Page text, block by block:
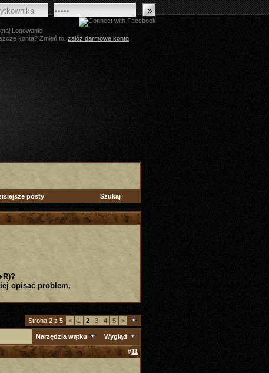
Logowanie
konta? Zmień to! załóż darmowe konto
posty Szukaj
opisać problem,
Strona 2 z 5 < 1 2 3 4 5 >
Narzędzia wątku Wygląd
#11